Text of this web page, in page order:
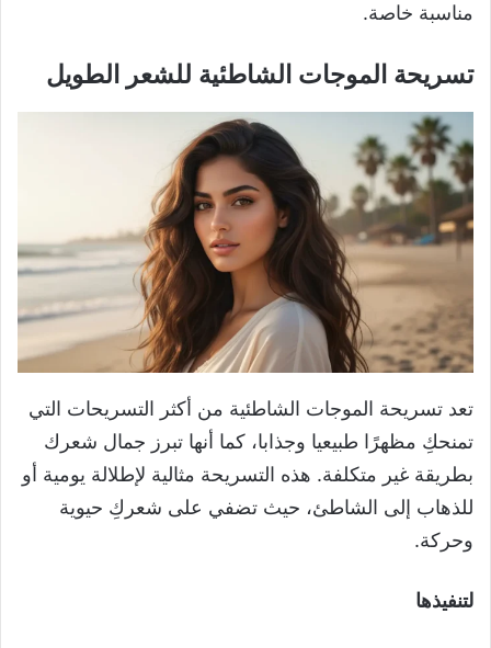
مناسبة خاصة.
تسريحة الموجات الشاطئية للشعر الطويل
تعد تسريحة الموجات الشاطئية من أكثر التسريحات التي
تمنحكِ مظهرًا طبيعيا وجذابا، كما أنها تبرز جمال شعرك
بطريقة غير متكلفة. هذه التسريحة مثالية لإطلالة يومية أو
للذهاب إلى الشاطئ، حيث تضفي على شعركِ حيوية
وحركة.
لتنفيذها